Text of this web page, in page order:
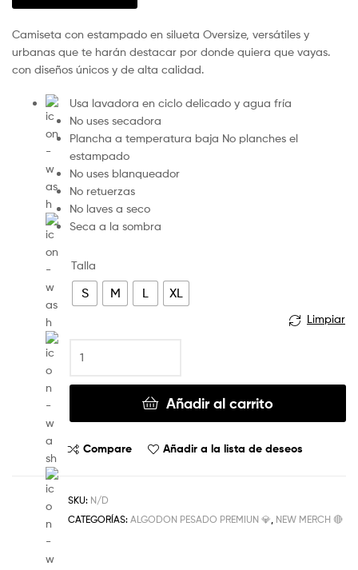
Camiseta con estampado en silueta Oversize, versátiles y
urbanas que te harán destacar por donde quiera que vayas.
con diseños únicos y de alta calidad.
Usa lavadora en ciclo delicado y agua fría
No uses secadora
Plancha a temperatura baja No planches el
estampado
No uses blanqueador
No retuerzas
No laves a seco
Seca a la sombra
Talla
S M L XL
Limpiar
Añadir al carrito
Compare Añadir a la lista de deseos
SKU: N/D
CATEGORÍAS: ALGODON PESADO PREMIUN 💎 NEW MERCH 🔴